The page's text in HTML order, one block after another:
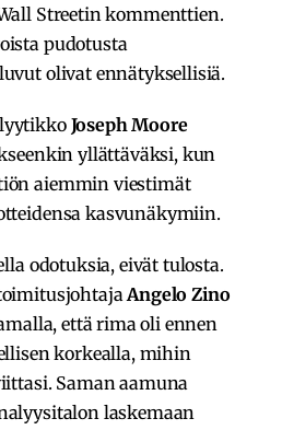
Streetin kommenttien.
pudotusta
olivat ennätyksellisiä.
Joseph Moore
yllättäväksi, kun
aiemmin viestimät
kasvunäkymiin.
odotuksia, eivät tulosta.
Angelo Zino
että rima oli ennen
korkealla, mihin
Saman aamuna
laskemaan